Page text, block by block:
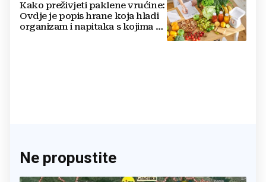
Kako preživjeti paklene vrućine:
Ovdje je popis hrane koja hladi
organizam i napitaka s kojima si
Ne propustite